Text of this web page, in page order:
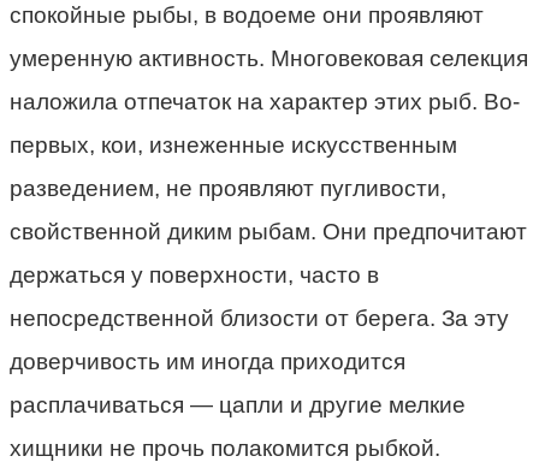
спокойные рыбы, в водоеме они проявляют
умеренную активность. Многовековая селекция
наложила отпечаток на характер этих рыб. Во-
первых, кои, изнеженные искусственным
разведением, не проявляют пугливости,
свойственной диким рыбам. Они предпочитают
держаться у поверхности, часто в
непосредственной близости от берега. За эту
доверчивость им иногда приходится
расплачиваться — цапли и другие мелкие
хищники не прочь полакомится рыбкой.